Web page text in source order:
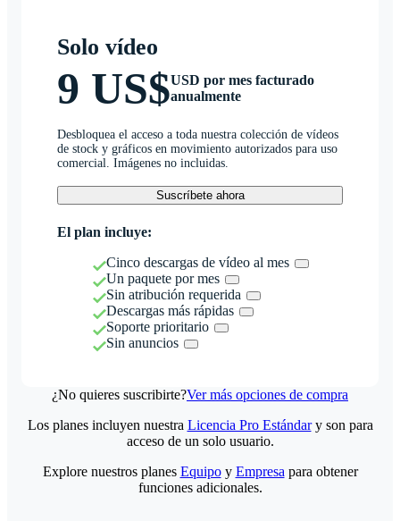
Solo vídeo
9 US$USD por mes facturado
anualmente
Desbloquea el acceso a toda nuestra colección de vídeos
de stock y gráficos en movimiento autorizados para uso
comercial. Imágenes no incluidas.
Suscríbete ahora
El plan incluye:
Cinco descargas de vídeo al mes
Un paquete por mes
Sin atribución requerida
Descargas más rápidas
Soporte prioritario
Sin anuncios
¿No quieres suscribirte?Ver más opciones de compra
Los planes incluyen nuestra Licencia Pro Estándary son para
acceso de un solo usuario.
Explore nuestros planes Equipoy Empresa para obtener
funciones adicionales.